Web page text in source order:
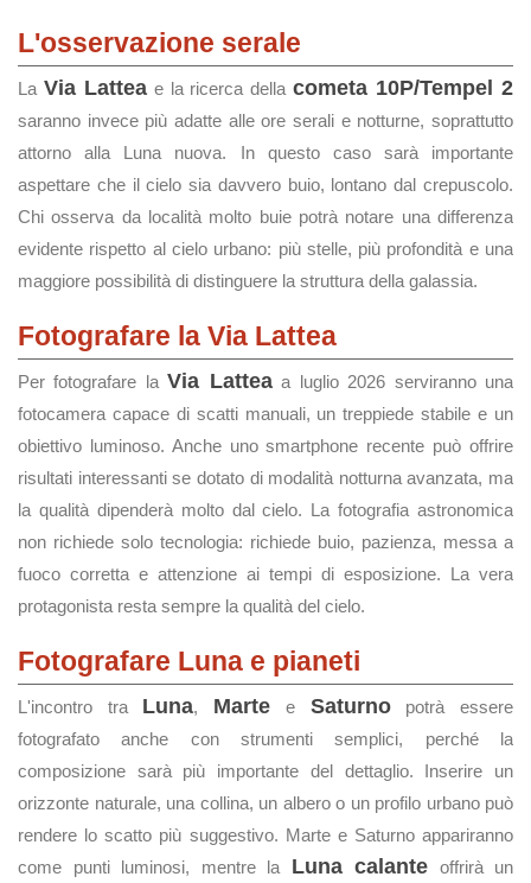
L'osservazione serale
La Via Latteae la ricerca dellacometa 10P/Tempel 2
saranno invece più adatte alle ore serali e notturne, soprattutto
attorno alla Luna nuova. In questo caso sarà importante
aspettare che il cielo sia davvero buio, lontano dal crepuscolo.
Chi osserva da località molto buie potrà notare una differenza
evidente rispetto al cielo urbano: più stelle, più profondità e una
maggiore possibilità di distinguere la struttura della galassia.
Fotografare la Via Lattea
Per fotografare laVia Latteaa luglio 2026 serviranno una
fotocamera capace di scatti manuali, un treppiede stabile e un
obiettivo luminoso. Anche uno smartphone recente può offrire
risultati interessanti se dotato di modalità notturna avanzata, ma
la qualità dipenderà molto dal cielo. La fotografia astronomica
non richiede solo tecnologia: richiede buio, pazienza, messa a
fuoco corretta e attenzione ai tempi di esposizione. La vera
protagonista resta sempre la qualità del cielo.
Fotografare Luna e pianeti
L'incontro tra Luna, Marte e Saturnopotrà essere
fotografato anche con strumenti semplici, perché la
composizione sarà più importante del dettaglio. Inserire un
orizzonte naturale, una collina, un albero o un profilo urbano può
rendere lo scatto più suggestivo. Marte e Saturno appariranno
come punti luminosi, mentre la Luna calante offrirà un